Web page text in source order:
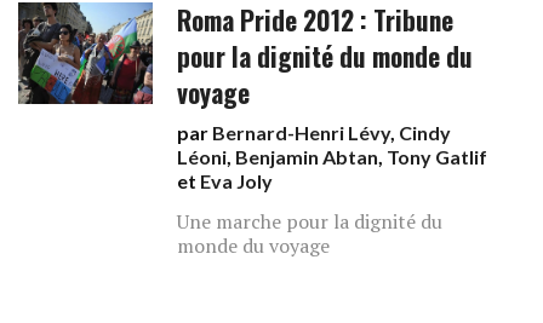
Roma Pride 2012 : Tribune
pour la dignité du monde du
voyage
par Bernard-Henri Lévy, Cindy
Léoni, Benjamin Abtan, Tony Gatlif
et Eva Joly
Une marche pour la dignité du
monde du voyage